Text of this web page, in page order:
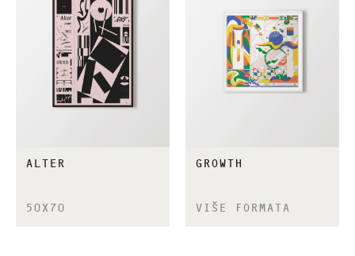
ALTER
50X70
GROWTH
VIŠE FORMATA